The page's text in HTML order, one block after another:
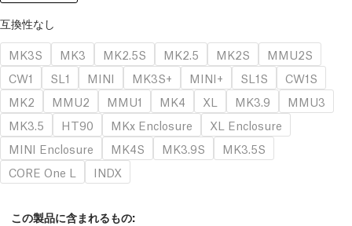
互換性なし
MK3S
MK3 MK2.5S MK2.5 MK2S
MMU2S
CW1
SL1 MINI MK3S+ MINI+ SL1S
CW1S
MK2
MMU2 MMU1 MK4 XL MK3.9
MMU3
MK3.5
HT90 MKx Enclosure
XL Enclosure
MINI Enclosure
MK4S MK3.9S
MK3.5S
CORE One L
INDX
この製品に含まれるもの: